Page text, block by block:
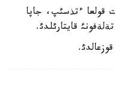
قولعا ءتذسئپ، جاپا
قايتارئلدئ.